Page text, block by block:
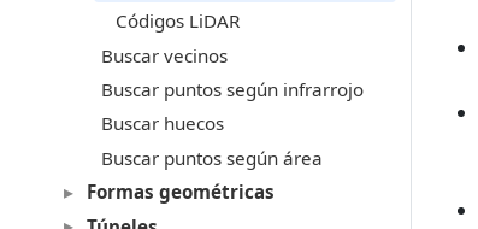
Códigos LiDAR
Buscar vecinos
Buscar puntos según infrarrojo
Buscar huecos
Buscar puntos según área
Formas geométricas